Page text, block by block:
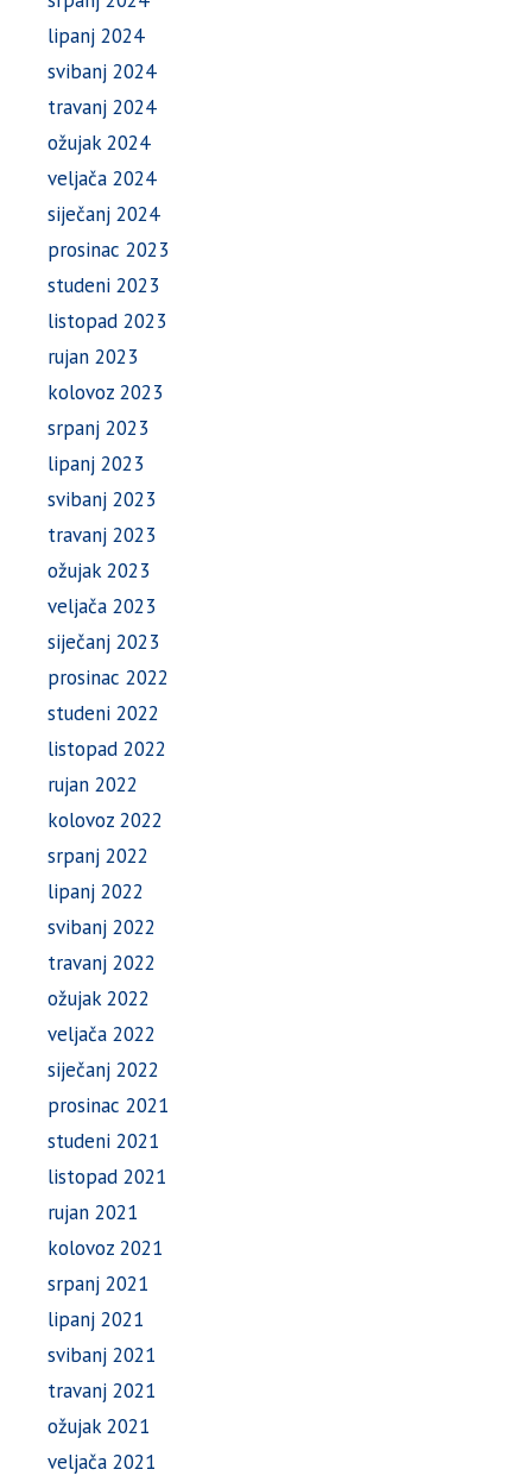
lipanj 2024
svibanj 2024
travanj 2024
ožujak 2024
veljača 2024
siječanj 2024
prosinac 2023
studeni 2023
listopad 2023
rujan 2023
kolovoz 2023
srpanj 2023
lipanj 2023
svibanj 2023
travanj 2023
ožujak 2023
veljača 2023
siječanj 2023
prosinac 2022
studeni 2022
listopad 2022
rujan 2022
kolovoz 2022
srpanj 2022
lipanj 2022
svibanj 2022
travanj 2022
ožujak 2022
veljača 2022
siječanj 2022
prosinac 2021
studeni 2021
listopad 2021
rujan 2021
kolovoz 2021
srpanj 2021
lipanj 2021
svibanj 2021
travanj 2021
ožujak 2021
veljača 2021